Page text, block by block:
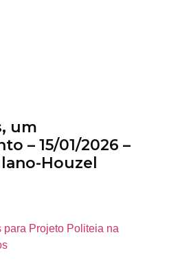
um
– 15/01/2026 –
Houzel